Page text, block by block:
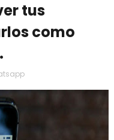
tus
como